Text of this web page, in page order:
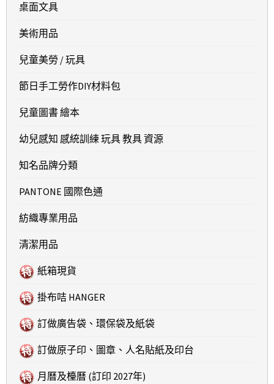
桌面文具
美術用品
兒童美勞 / 玩具
節日手工勞作DIY材料包
兒童圖書 繪本
幼兒感知 感統訓練 玩具 教具 資源
知名品牌分類
PANTONE 國際色通
紡織專業用品
清潔用品
紙箱現貨
掛布咭 HANGER
訂做廣告袋、環保袋及紙袋
訂做原子印、圖章、人名貼紙及印台
月曆及檯曆 (訂印 2027年)